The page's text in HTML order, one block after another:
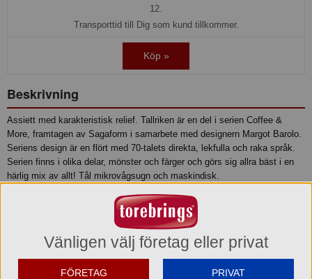
12.
Transporttid till Dig som kund tillkommer.
Köp »
Beskrivning
Assiett med karakteristisk relief. Tallriken är en del i serien Coffee &
More, framtagen av Sagaform i samarbete med designern Margot Barolo.
Seriens design är en flört med 70-talets direkta, lekfulla och raka språk.
Serien finns i olika delar, mönster och färger och görs sig allra bäst i en
härlig mix av allt! Tål mikrovågsugn och maskindisk.
• Skötselråd: Tål maskindisk
Produktinformation
Vänligen välj företag eller privat
FÖRETAG PRIVAT